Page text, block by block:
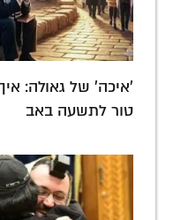
'איכה' של גאולה:
טור לתשעה באב